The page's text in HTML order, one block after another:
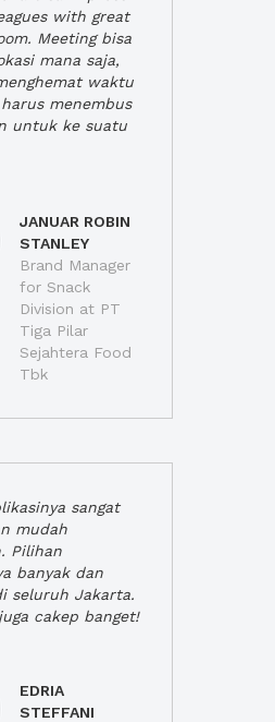
with great
Meeting bisa
mana saja,
waktu
menembus
untuk ke suatu
JANUAR ROBIN
STANLEY
Brand Manager
for Snack
Division at PT
Tiga Pilar
Sejahtera Food
Tbk
sangat
mudah
Pilihan
banyak dan
seluruh Jakarta.
cakep banget!
EDRIA
STEFFANI